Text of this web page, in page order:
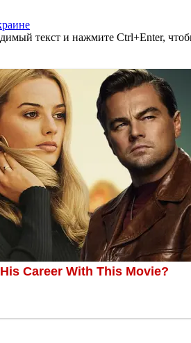
текст и нажмите Ctrl+Enter,